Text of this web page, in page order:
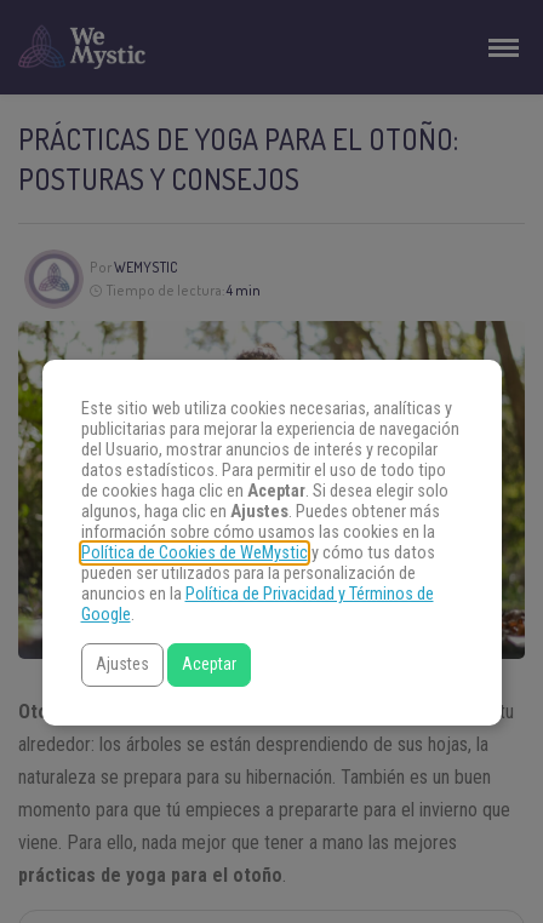
PRÁCTICAS DE YOGA PARA EL OTOÑO:
POSTURAS Y CONSEJOS
PorWEMYSTIC
Tiempo de lectura:4 min
Otoño
. Mira a tu
alrededor: los árboles se están desprendiendo de sus hojas, la
naturaleza se prepara para su hibernación. También es un buen
momento para que tú empieces a prepararte para el invierno que
viene. Para ello, nada mejor que tener a mano las mejores
prácticas de yoga para el otoño
Este sitio web utiliza cookies necesarias, analíticas y
publicitarias para mejorar la experiencia de navegación
del Usuario, mostrar anuncios de interés y recopilar
datos estadísticos. Para permitir el uso de todo tipo
de cookies haga clic en Aceptar. Si desea elegir solo
algunos, haga clic en Ajustes. Puedes obtener más
información sobre cómo usamos las cookies en la
Política de Cookies de WeMysticy cómo tus datos
pueden ser utilizados para la personalización de
anuncios en la Política de Privacidad y Términos de
Google.
Ajustes Aceptar